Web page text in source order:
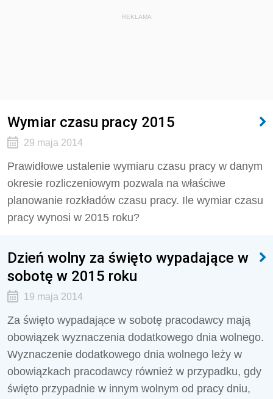
REKLAMA
Wymiar czasu pracy 2015
29 maja 2014
Prawidłowe ustalenie wymiaru czasu pracy w danym
okresie rozliczeniowym pozwala na właściwe
planowanie rozkładów czasu pracy. Ile wymiar czasu
pracy wynosi w 2015 roku?
Dzień wolny za święto wypadające w
sobotę w 2015 roku
19 maja 2014
Za święto wypadające w sobotę pracodawcy mają
obowiązek wyznaczenia dodatkowego dnia wolnego.
Wyznaczenie dodatkowego dnia wolnego leży w
obowiązkach pracodawcy również w przypadku, gdy
święto przypadnie w innym wolnym od pracy dniu,